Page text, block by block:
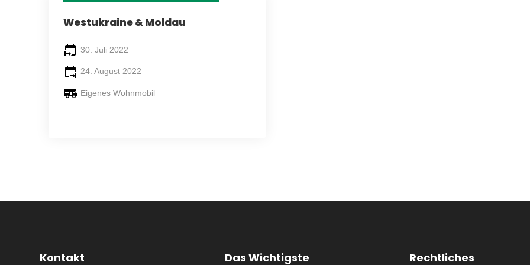
26 TAGE
Westukraine & Moldau
30. Juli 2022
24. August 2022
Eigenes Wohnmobil
Kontakt Das Wichtigste Rechtliches